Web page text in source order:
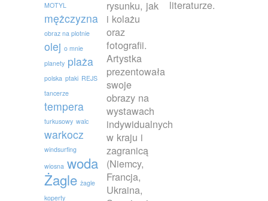
MOTYL
mężczyzna
obraz na plotnie
olej o mnie
planety plaża
polska ptaki REJS
tancerze
tempera
turkusowy walc
warkocz
windsurfing
wiosna woda
Żagle żagle
koperty
rysunku, jak
i kolażu
oraz
fotografii.
Artystka
prezentowała
swoje
obrazy na
wystawach
indywidualnych
w kraju i
zagranicą
(Niemcy,
Francja,
Ukraina,
literaturze.